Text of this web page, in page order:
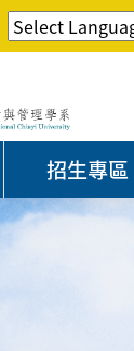
招生專區